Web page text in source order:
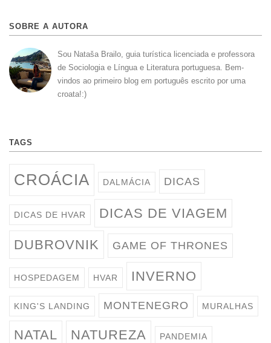
SOBRE A AUTORA
Sou Nataša Brailo, guia turística licenciada e professora
de Sociologia e Língua e Literatura portuguesa. Bem-
vindos ao primeiro blog em português escrito por uma
croata!:)
TAGS
CROÁCIA DALMÁCIA DICAS
DICAS DE HVAR DICAS DE VIAGEM
DUBROVNIK GAME OF THRONES
HOSPEDAGEM HVAR INVERNO
KING'S LANDING MONTENEGRO MURALHAS
NATAL NATUREZA PANDEMIA